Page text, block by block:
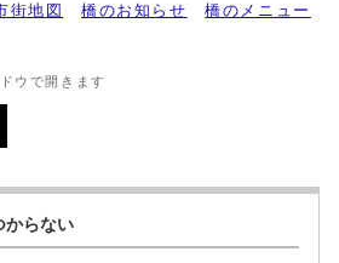
街地図 橋のお知らせ 橋のメニュー
ウで開きます
からない